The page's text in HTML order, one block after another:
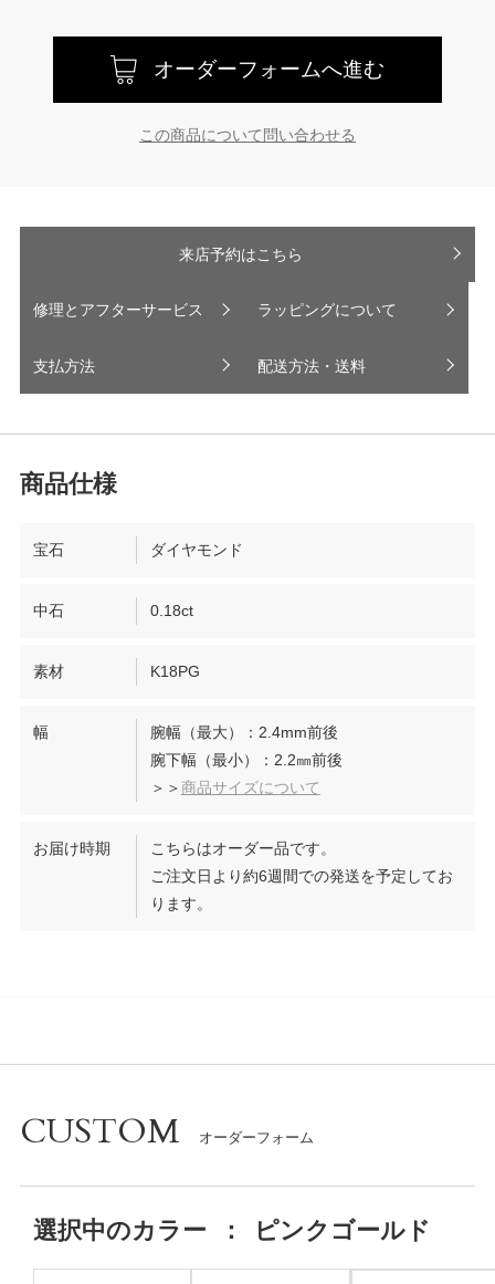
オーダーフォームへ進む
この商品について問い合わせる
来店予約はこちら
修理とアフターサービス ラッピングについて
支払方法 配送方法・送料
宝石 ダイヤモンド
中石 0.18ct
素材 K18PG
幅
腕幅（最大）：2.4mm前後
腕下幅（最小）：2.2㎜前後
＞＞商品サイズについて
お届け時期
こちらはオーダー品です。
ご注文日より約6週間での発送を予定してお
ります。
CUSTOM
選択中のカラー ： ピンクゴールド